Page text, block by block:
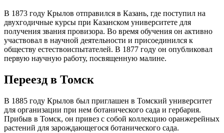
В 1873 году Крылов отправился в Казань, где поступил на
двухгодичные курсы при Казанском университете для
получения звания провизора. Во время обучения он активно
участвовал в научной деятельности и присоединился к
обществу естествоиспытателей. В 1877 году он опубликовал
первую научную работу, посвященную малине.
Переезд в Томск
В 1885 году Крылов был приглашен в Томский университет
для организации при нем ботанического сада и гербария.
Прибыв в Томск, он привез с собой коллекцию оранжерейных
растений для зарождающегося ботанического сада.